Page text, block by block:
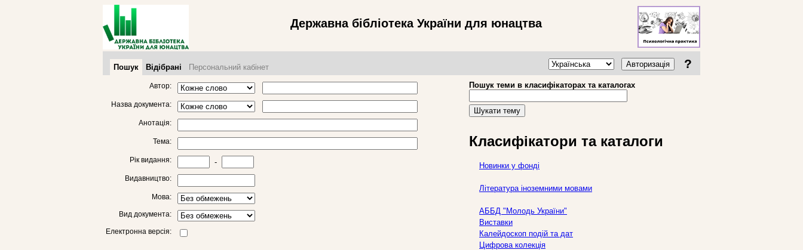
Державна бібліотека України для юнацтва
Пошук Відібрані Персональний кабінет Авторизація ?
Автор:
Назва документа:
Анотація:
Тема:
Рік видання: -
Видавництво:
Мова:
Вид документа:
Електронна версія:
Пошук теми в класифікаторах та каталогах
Шукати тему
Класифікатори та каталоги
Новинки у фонді
Література іноземними мовами
АББД "Молодь України"
Виставки
Калейдоскоп подій та дат
Цифрова колекція